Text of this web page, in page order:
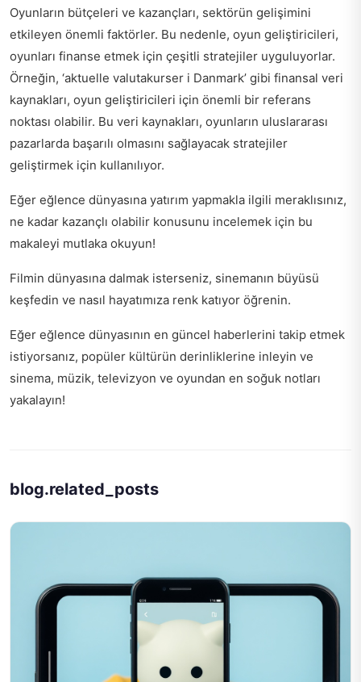
Oyunların bütçeleri ve kazançları, sektörün gelişimini
etkileyen önemli faktörler. Bu nedenle, oyun geliştiricileri,
oyunları finanse etmek için çeşitli stratejiler uyguluyorlar.
Örneğin, ‘aktuelle valutakurser i Danmark’ gibi finansal veri
kaynakları, oyun geliştiricileri için önemli bir referans
noktası olabilir. Bu veri kaynakları, oyunların uluslararası
pazarlarda başarılı olmasını sağlayacak stratejiler
geliştirmek için kullanılıyor.
Eğer eğlence dünyasına yatırım yapmakla ilgili meraklısınız,
ne kadar kazançlı olabilir konusunu incelemek için bu
makaleyi mutlaka okuyun!
Filmin dünyasına dalmak isterseniz, sinemanın büyüsü
keşfedin ve nasıl hayatımıza renk katıyor öğrenin.
Eğer eğlence dünyasının en güncel haberlerini takip etmek
istiyorsanız, popüler kültürün derinliklerine inleyin ve
sinema, müzik, televizyon ve oyundan en soğuk notları
yakalayın!
blog.related_posts